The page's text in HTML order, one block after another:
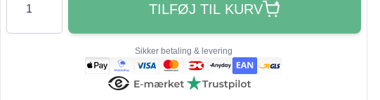
TILFØJ TIL KURV
Sikker betaling & levering